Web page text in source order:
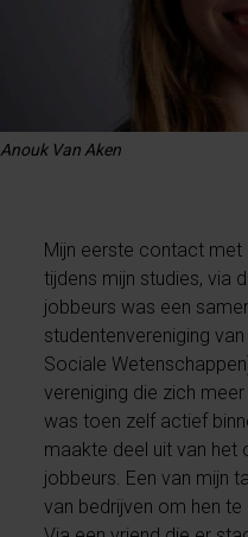
Anouk Van Aken
Mijn eerste contact met
tijdens mijn studies, via
jobbeurs was een
studentenvereniging
Sociale
vereniging die zich
was toen zelf actief
maakte deel uit van het
jobbeurs. Een van mijn
van bedrijven om hen